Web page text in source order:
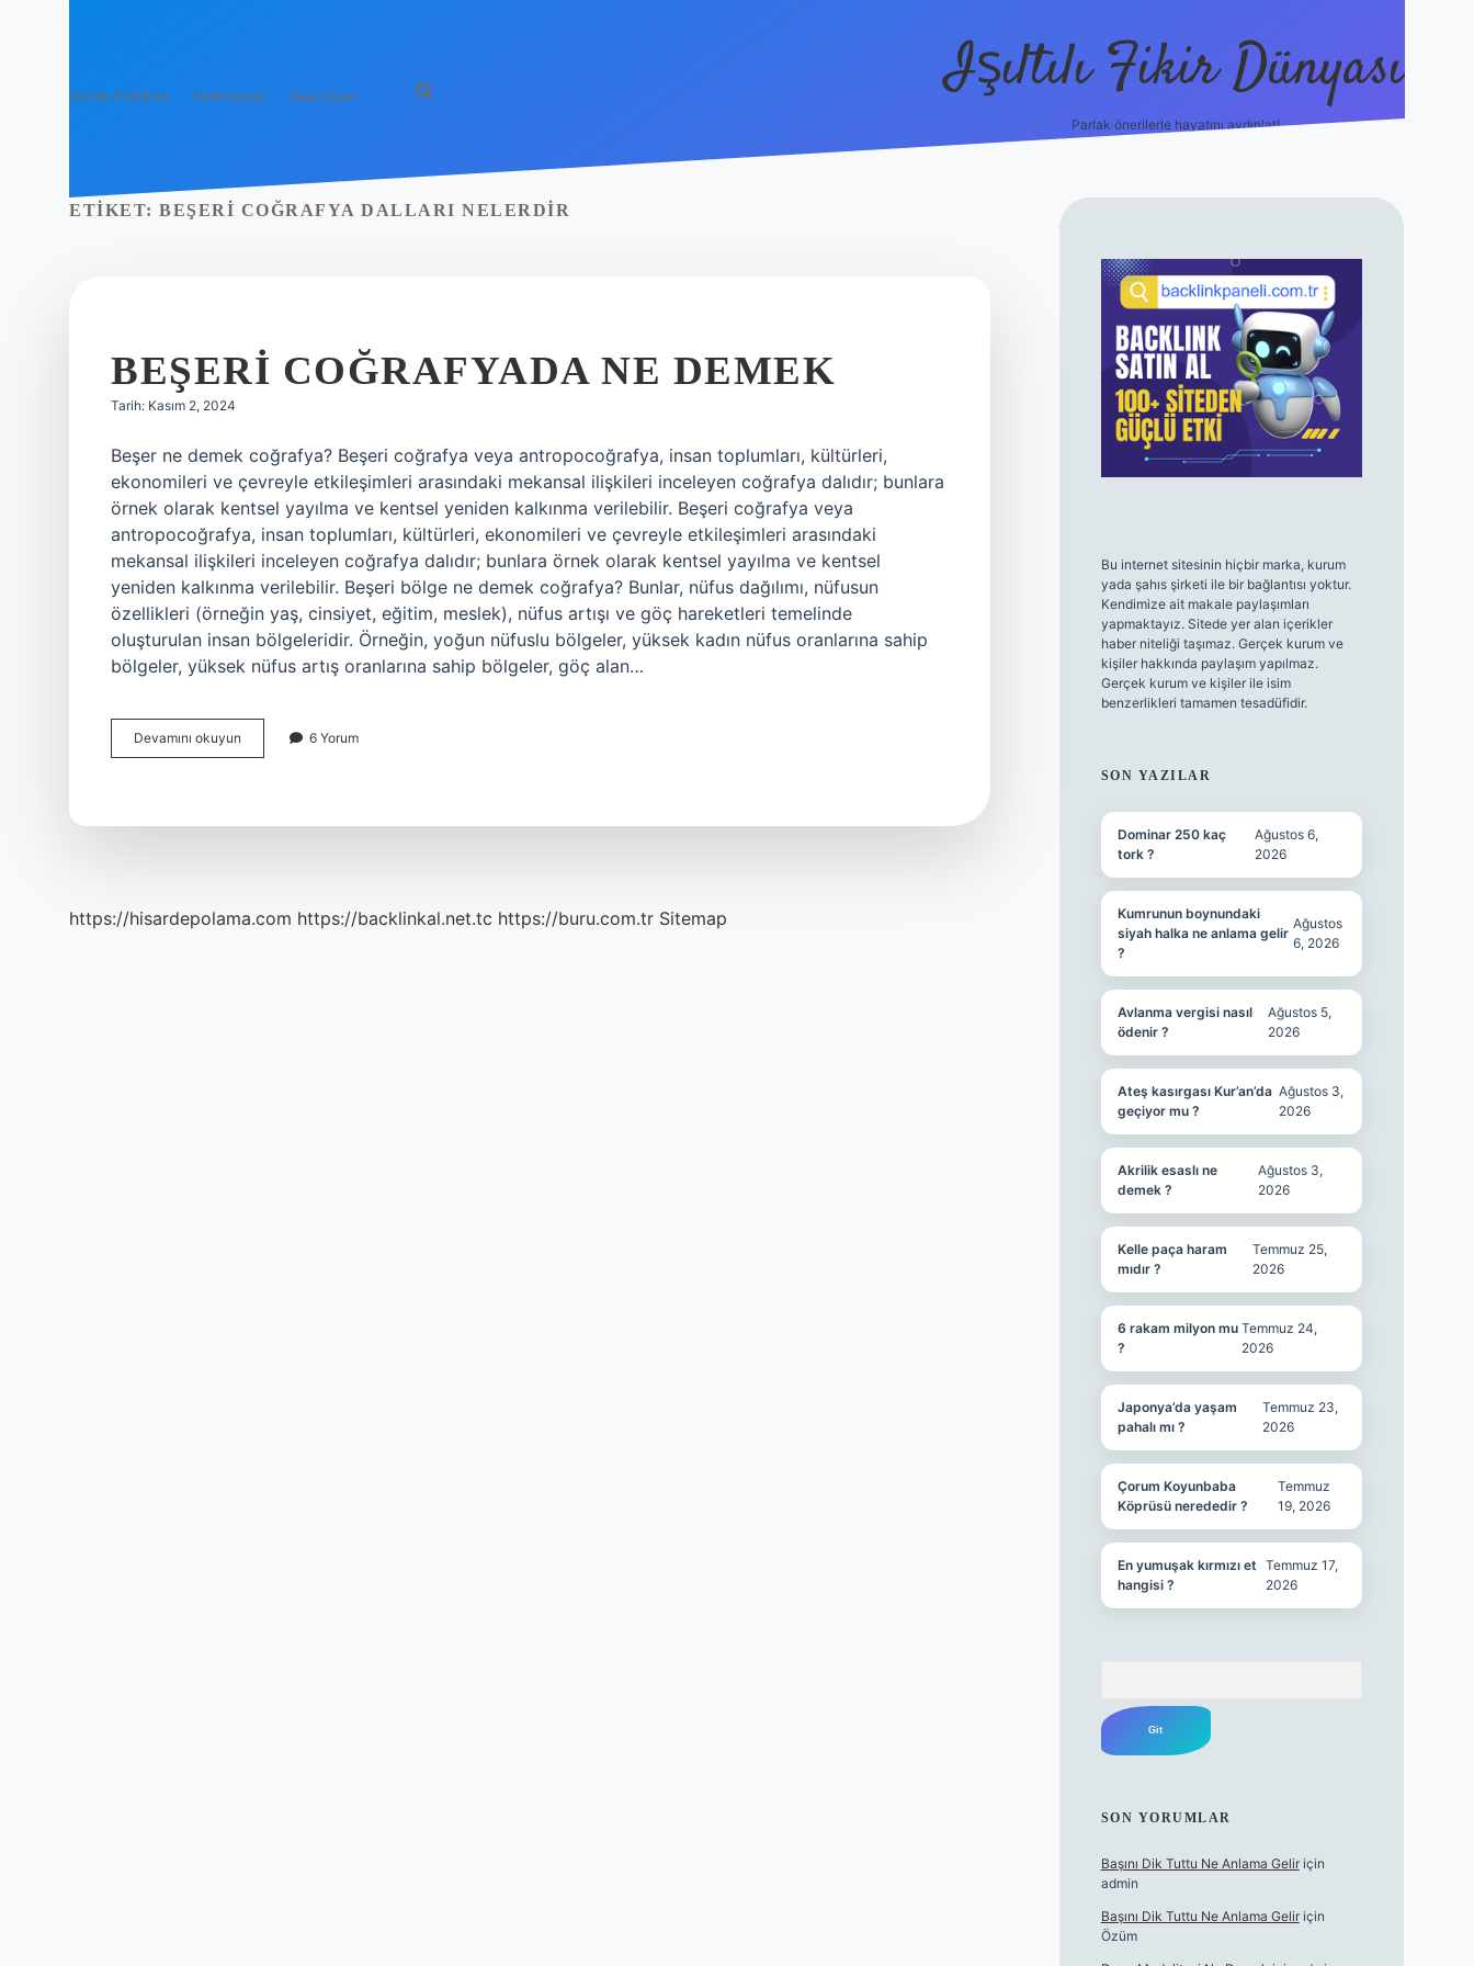
Gizlilik Politikası Hakkımızda Yasal Uyarı Işıltılı Fikir Dünyası
Parlak önerilerle hayatını aydınlat!
ETIKET: BEŞERI COĞRAFYA DALLARI NELERDIR
BEŞERI COĞRAFYADA NE DEMEK
Tarih: Kasım 2, 2024
Beşer ne demek coğrafya? Beşeri coğrafya veya antropocoğrafya, insan toplumları, kültürleri,
ekonomileri ve çevreyle etkileşimleri arasındaki mekansal ilişkileri inceleyen coğrafya dalıdır; bunlara
örnek olarak kentsel yayılma ve kentsel yeniden kalkınma verilebilir. Beşeri coğrafya veya
antropocoğrafya, insan toplumları, kültürleri, ekonomileri ve çevreyle etkileşimleri arasındaki
mekansal ilişkileri inceleyen coğrafya dalıdır; bunlara örnek olarak kentsel yayılma ve kentsel
yeniden kalkınma verilebilir. Beşeri bölge ne demek coğrafya? Bunlar, nüfus dağılımı, nüfusun
özellikleri (örneğin yaş, cinsiyet, eğitim, meslek), nüfus artışı ve göç hareketleri temelinde
oluşturulan insan bölgeleridir. Örneğin, yoğun nüfuslu bölgeler, yüksek kadın nüfus oranlarına sahip
bölgeler, yüksek nüfus artış oranlarına sahip bölgeler, göç alan…
Devamını okuyun
Coğrafyada
6 Yorum
https://hisardepolama.com https://backlinkal.net.tc https://buru.com.tr Sitemap
SIDEBAR
Bu internet sitesinin hiçbir marka, kurum
yada şahıs şirketi ile bir bağlantısı yoktur.
Kendimize ait makale paylaşımları
yapmaktayız. Sitede yer alan içerikler
haber niteliği taşımaz. Gerçek kurum ve
kişiler hakkında paylaşım yapılmaz.
Gerçek kurum ve kişiler ile isim
benzerlikleri tamamen tesadüfidir.
SON YAZILAR
Dominar 250 kaç
tork ?
Ağustos 6,
2026
Kumrunun boynundaki
siyah halka ne anlama gelir
?
Ağustos
6, 2026
Avlanma vergisi nasıl
ödenir ?
Ağustos 5,
2026
Ateş kasırgası Kur’an’da
geçiyor mu ?
Ağustos 3,
2026
Akrilik esaslı ne
demek ?
Ağustos 3,
2026
Kelle paça haram
mıdır ?
Temmuz 25,
2026
6 rakam milyon mu
?
Temmuz 24,
2026
Japonya’da yaşam
pahalı mı ?
Temmuz 23,
2026
Çorum Koyunbaba
Köprüsü nerededir ?
Temmuz
19, 2026
En yumuşak kırmızı et
hangisi ?
Temmuz 17,
2026
SON YORUMLAR
Başını Dik Tuttu Ne Anlama Geliriçin
admin
Başını Dik Tuttu Ne Anlama Geliriçin
Özüm
ilbet canlı